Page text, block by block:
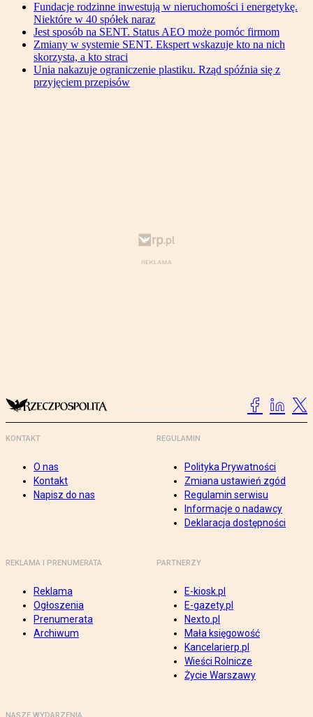
Fundacje rodzinne inwestują w nieruchomości i energetykę.
Niektóre w 40 spółek naraz
Jest sposób na SENT. Status AEO może pomóc firmom
Zmiany w systemie SENT. Ekspert wskazuje kto na nich
skorzysta, a kto straci
Unia nakazuje ograniczenie plastiku. Rząd spóźnia się z
przyjęciem przepisów
KONTAKT
O nas
Kontakt
Napisz do nas
REGULAMIN
Polityka Prywatności
Zmiana ustawień zgód
Regulamin serwisu
Informacje o nadawcy
Deklaracja dostępności
REKLAMA I PRENUMERATA
Reklama
Ogłoszenia
Prenumerata
Archiwum
PARTNERZY
E-kiosk.pl
E-gazety.pl
Nexto.pl
Mała księgowość
Kancelarierp.pl
Wieści Rolnicze
Życie Warszawy